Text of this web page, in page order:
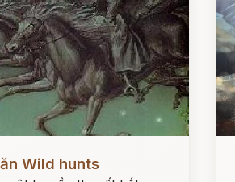
Wild hunts